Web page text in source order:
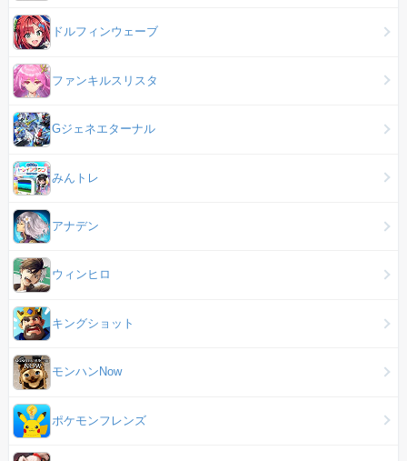
ドルフィンウェーブ
ファンキルスリスタ
Gジェネエターナル
みんトレ
アナデン
ウィンヒロ
キングショット
モンハンNow
ポケモンフレンズ